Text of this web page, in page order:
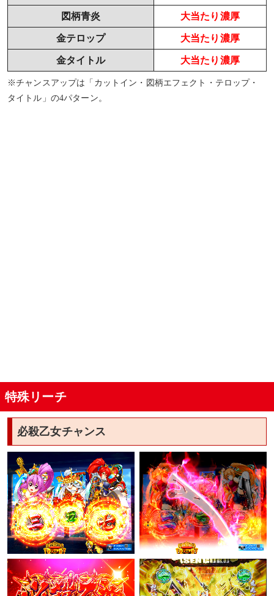
図柄青炎 大当たり濃厚
金テロップ 大当たり濃厚
金タイトル 大当たり濃厚
※チャンスアップは「カットイン・図柄エフェクト・テロップ・
タイトル」の4パターン。
特殊リーチ
必殺乙女チャンス